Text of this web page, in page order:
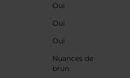
Oui
Oui
Oui
Nuances de
brun